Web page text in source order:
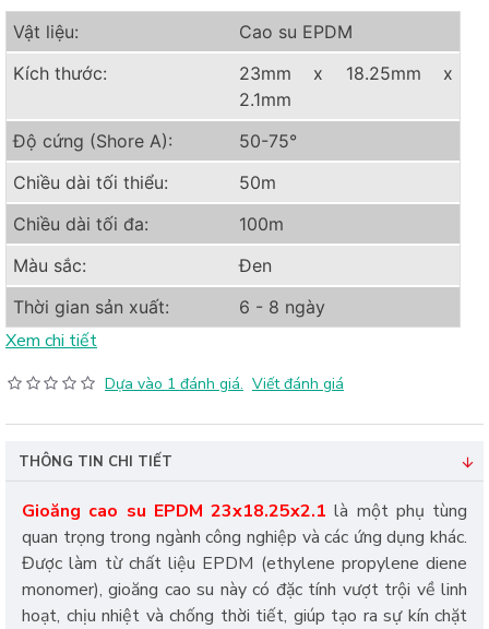
Vật liệu:
Cao su EPDM
Kích thước:
23mm x 18.25mm x
2.1mm
Độ cứng (Shore A):
50-75°
Chiều dài tối thiểu:
50m
Chiều dài tối đa:
100m
Màu sắc:
Đen
Thời gian sản xuất:
6 - 8 ngày
Xem chi tiết
Dựa vào 1 đánh giá. Viết đánh giá
THÔNG TIN CHI TIẾT
Gioăng cao su EPDM 23x18.25x2.1 là một phụ tùng
quan trọng trong ngành công nghiệp và các ứng dụng khác.
Được làm từ chất liệu EPDM (ethylene propylene diene
monomer), gioăng cao su này có đặc tính vượt trội về linh
hoạt, chịu nhiệt và chống thời tiết, giúp tạo ra sự kín chặt